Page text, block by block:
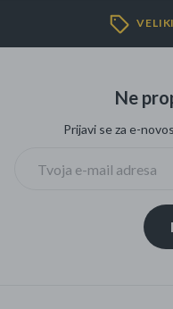
Mame i bebe
Ne
Prijavi se za e-